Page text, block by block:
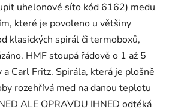
uhelonové síto kód 6162) medu
které je povoleno u většiny
klasických spirál či termoboxů,
HMF stoupá řádově o 1 až 5
Carl Fritz. Spirála, která je plošně
rozehřívá med na danou teplotu
ALE OPRAVDU IHNED odtéká